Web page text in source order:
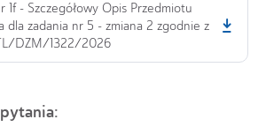
1f - Szczegółowy Opis Przedmiotu
dla zadania nr 5 - zmiana 2 zgodnie z
DZM/1322/2026